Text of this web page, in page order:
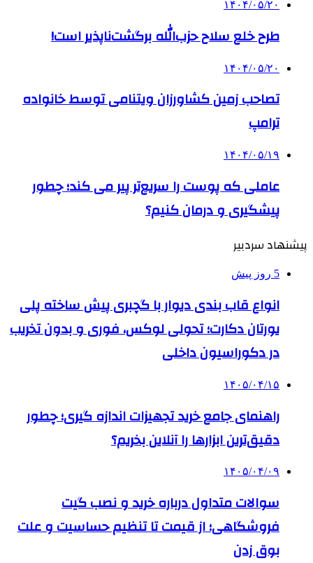
۱۴۰۴/۰۵/۲۰
طرح خلع سلاح حزب‌الله برگشت‌ناپذیر است!
۱۴۰۴/۰۵/۲۰
تصاحب زمین کشاورزان ویتنامی توسط خانواده
ترامپ
۱۴۰۴/۰۵/۱۹
عاملی که پوست را سریع‌تر پیر می کند؛ چطور
پیشگیری و درمان کنیم؟
پیشنهاد سردبیر
5 روز پیش
انواع قاب بندی دیوار با گچبری پیش ساخته پلی
یورتان دکارت؛ تحولی لوکس، فوری و بدون تخریب
در دکوراسیون داخلی
۱۴۰۵/۰۴/۱۵
راهنمای جامع خرید تجهیزات اندازه گیری؛ چطور
دقیق‌ترین ابزارها را آنلاین بخریم؟
۱۴۰۵/۰۴/۰۹
سوالات متداول درباره خرید و نصب گیت
فروشگاهی؛ از قیمت تا تنظیم حساسیت و علت
بوق زدن